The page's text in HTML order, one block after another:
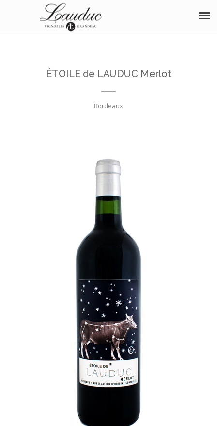
OENOTOURISME
ÉVÈNEMENTS
PHOTOS
CONTACT
ÉTOILE de LAUDUC Merlot
Bordeaux